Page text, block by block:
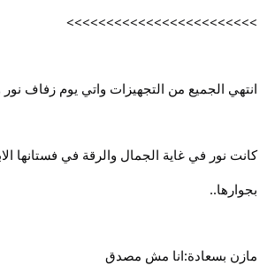
>>>>>>>>>>>>>>>>>>>>>>>>
انتهي الجميع من التجهيزات واتي يوم زفاف
كانت نور في غاية الجمال والرقة في فستانها
بجوارها..
مازن بسعادة:انا مش مصدق